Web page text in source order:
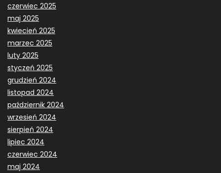
czerwiec 2025
maj 2025
kwiecień 2025
marzec 2025
luty 2025
styczeń 2025
grudzień 2024
listopad 2024
październik 2024
wrzesień 2024
sierpień 2024
lipiec 2024
czerwiec 2024
maj 2024